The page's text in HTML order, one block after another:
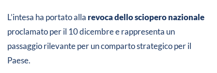
L’intesa ha portato alla revoca dello sciopero nazionale
proclamato per il 10 dicembre e rappresenta un
passaggio rilevante per un comparto strategico per il
Paese.